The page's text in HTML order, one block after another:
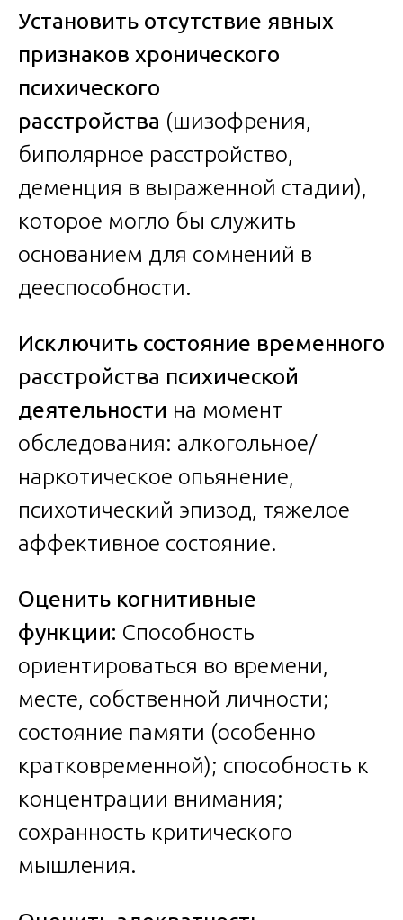
Установить отсутствие явных
признаков хронического
психического
расстройства (шизофрения,
биполярное расстройство,
деменция в выраженной стадии),
которое могло бы служить
основанием для сомнений в
дееспособности.
Исключить состояние временного
расстройства психической
деятельности на момент
обследования: алкогольное/
наркотическое опьянение,
психотический эпизод, тяжелое
аффективное состояние.
Оценить когнитивные
функции: Способность
ориентироваться во времени,
месте, собственной личности;
состояние памяти (особенно
кратковременной); способность к
концентрации внимания;
сохранность критического
мышления.